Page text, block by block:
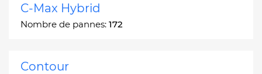
C-Max Hybrid
Nombre de pannes: 172
Contour